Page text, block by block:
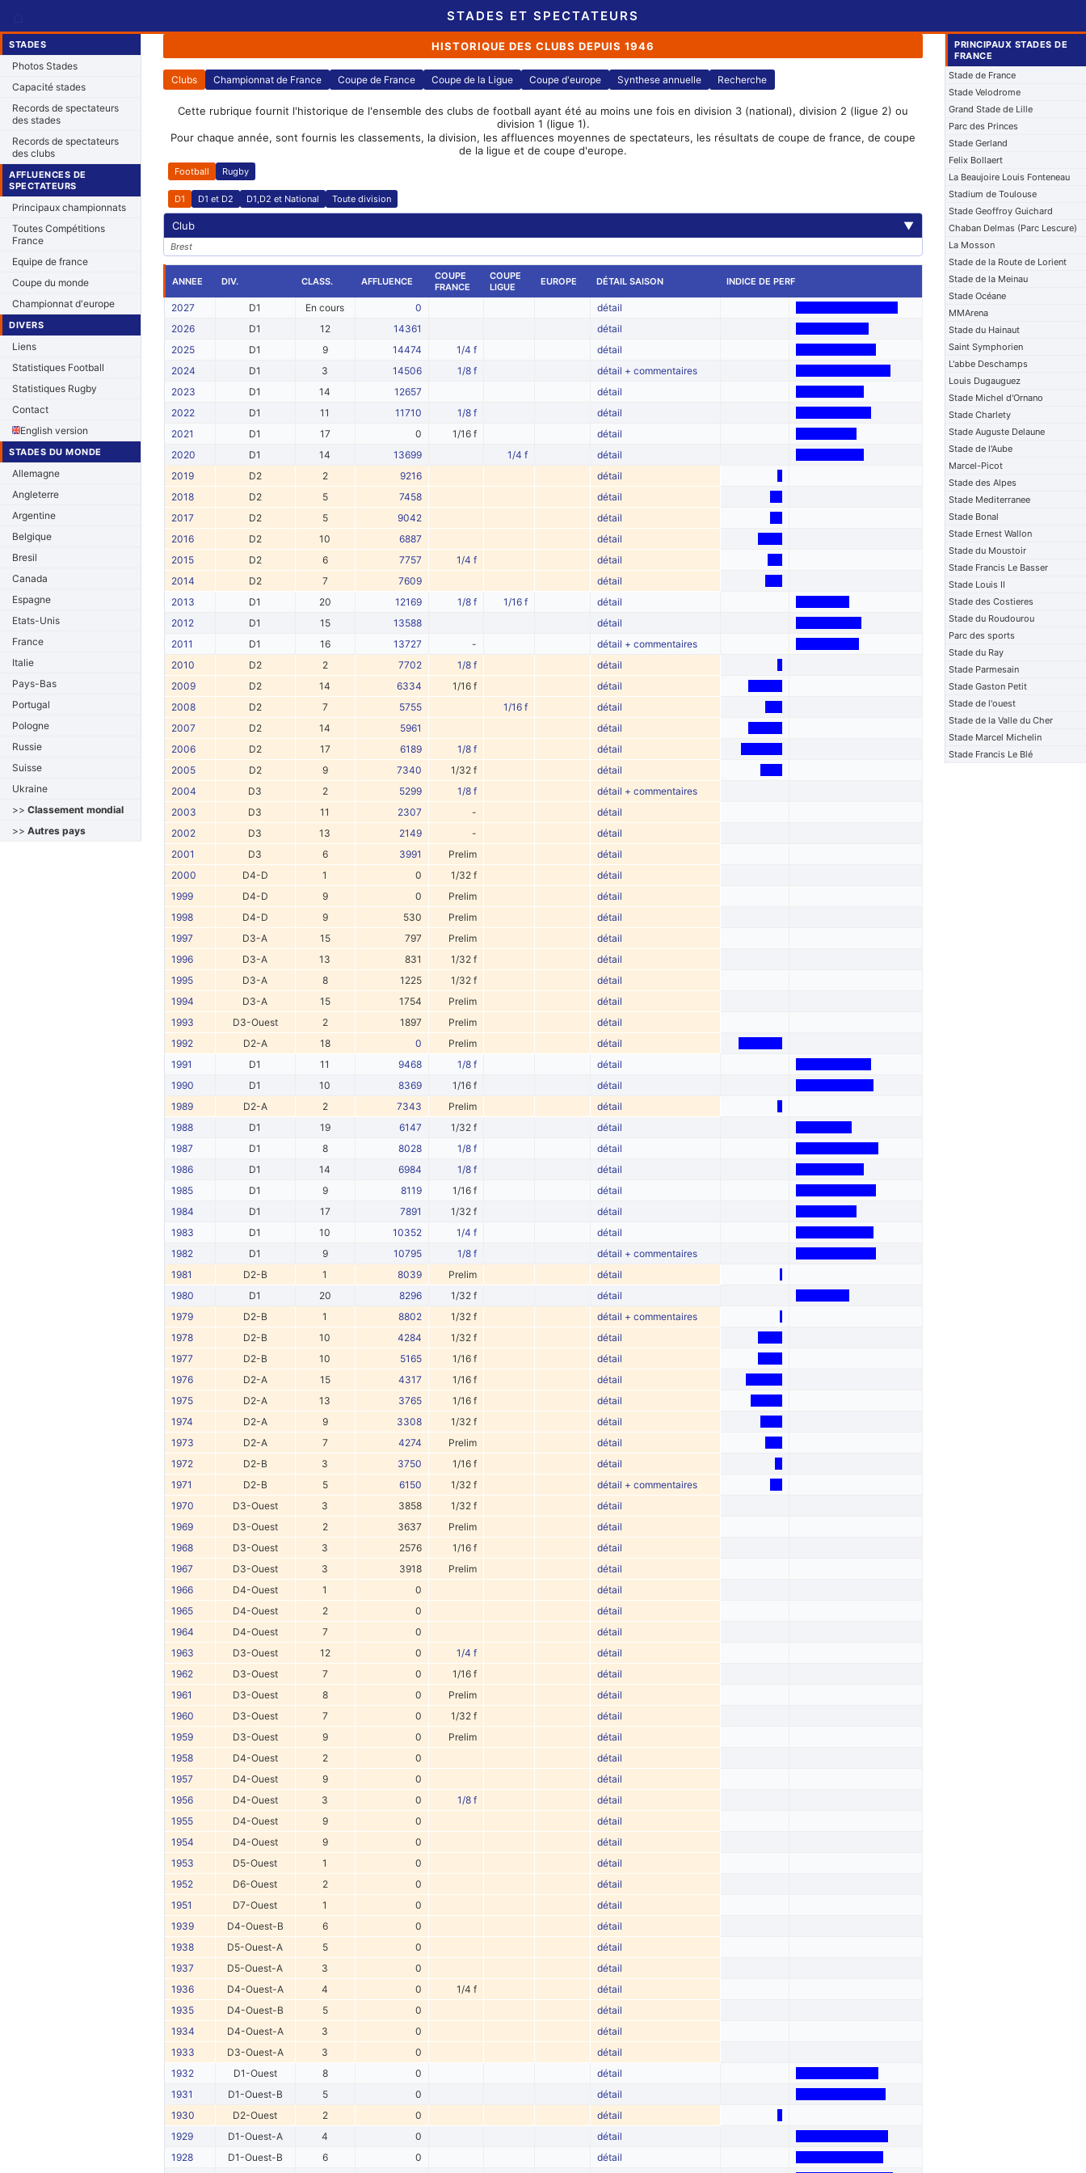
STADES ET SPECTATEURS
STADES
Photos Stades
Capacité stades
Records de spectateurs
des stades
Records de spectateurs
des clubs
AFFLUENCES DE
SPECTATEURS
Principaux championnats
Toutes Compétitions
France
Equipe de france
Coupe du monde
Championnat d'europe
DIVERS
Liens
Statistiques Football
Statistiques Rugby
Contact
English version
STADES DU MONDE
Allemagne
Angleterre
Argentine
Belgique
Bresil
Canada
Espagne
Etats-Unis
France
Italie
Pays-Bas
Portugal
Pologne
Russie
Suisse
Ukraine
>> Classement mondial
>> Autres pays
HISTORIQUE DES CLUBS DEPUIS 1946
Clubs Championnat de France Coupe de France Coupe de la Ligue Coupe d'europe Synthese annuelle Recherche
Cette rubrique fournit l'historique de l'ensemble des clubs de football ayant été au moins une fois en division 3 (national), division 2 (ligue 2) ou
division 1 (ligue 1).
Pour chaque année, sont fournis les classements, la division, les affluences moyennes de spectateurs, les résultats de coupe de france, de coupe
de la ligue et de coupe d'europe.
Football Rugby
D1 D1 et D2 D1,D2 et National Toute division
Club ▼
Brest
ANNEE DIV. CLASS. AFFLUENCE
COUPE
FRANCE
COUPE
LIGUE
EUROPE DÉTAIL SAISON INDICE DE PERF
2027 D1 En cours 0
détail
2026
D1 12 14361
détail
2025
D1 9 14474 1/4 f
détail
2024
D1 3 14506 1/8 f
détail + commentaires
2023
D1 14 12657
détail
2022
D1 11 11710 1/8 f
détail
2021
D1 17 0 1/16 f
détail
2020
D1 14 13699 1/4 f
détail
2019
D2 2 9216
détail
2018
D2 5 7458
détail
2017
D2 5 9042
détail
2016
D2 10 6887
détail
2015
D2 6 7757 1/4 f
détail
2014
D2 7 7609
détail
2013
D1 20 12169 1/8 f 1/16 f
détail
2012
D1 15 13588
détail
2011
D1 16 13727 -
détail + commentaires
2010
D2 2 7702 1/8 f
détail
2009
D2 14 6334 1/16 f
détail
2008
D2 7 5755 1/16 f
détail
2007
D2 14 5961
détail
2006
D2 17 6189 1/8 f
détail
2005
D2 9 7340 1/32 f
détail
2004
D3 2 5299 1/8 f
détail + commentaires
2003
D3 11 2307 -
détail
2002
D3 13 2149 -
détail
2001
D3 6 3991 Prelim
détail
2000
D4-D 1 0 1/32 f
détail
1999
D4-D 9 0 Prelim
détail
1998
D4-D 9 530 Prelim
détail
1997
D3-A 15 797 Prelim
détail
1996
D3-A 13 831 1/32 f
détail
1995
D3-A 8 1225 1/32 f
détail
1994
D3-A 15 1754 Prelim
détail
1993
D3-Ouest 2 1897 Prelim
détail
1992
D2-A 18 0 Prelim
détail
1991
D1 11 9468 1/8 f
détail
1990
D1 10 8369 1/16 f
détail
1989
D2-A 2 7343 Prelim
détail
1988
D1 19 6147 1/32 f
détail
1987
D1 8 8028 1/8 f
détail
1986
D1 14 6984 1/8 f
détail
1985
D1 9 8119 1/16 f
détail
1984
D1 17 7891 1/32 f
détail
1983
D1 10 10352 1/4 f
détail
1982
D1 9 10795 1/8 f
détail + commentaires
1981
D2-B 1 8039 Prelim
détail
1980
D1 20 8296 1/32 f
détail
1979
D2-B 1 8802 1/32 f
détail + commentaires
1978
D2-B 10 4284 1/32 f
détail
1977
D2-B 10 5165 1/16 f
détail
1976
D2-A 15 4317 1/16 f
détail
1975
D2-A 13 3765 1/16 f
détail
1974
D2-A 9 3308 1/32 f
détail
1973
D2-A 7 4274 Prelim
détail
1972
D2-B 3 3750 1/16 f
détail
1971
D2-B 5 6150 1/32 f
détail + commentaires
1970
D3-Ouest 3 3858 1/32 f
détail
1969
D3-Ouest 2 3637 Prelim
détail
1968
D3-Ouest 3 2576 1/16 f
détail
1967
D3-Ouest 3 3918 Prelim
détail
1966
D4-Ouest 1 0
détail
1965
D4-Ouest 2 0
détail
1964
D4-Ouest 7 0
détail
1963
D3-Ouest 12 0 1/4 f
détail
1962
D3-Ouest 7 0 1/16 f
détail
1961
D3-Ouest 8 0 Prelim
détail
1960
D3-Ouest 7 0 1/32 f
détail
1959
D3-Ouest 9 0 Prelim
détail
1958
D4-Ouest 2 0
détail
1957
D4-Ouest 9 0
détail
1956
D4-Ouest 3 0 1/8 f
détail
1955
D4-Ouest 9 0
détail
1954
D4-Ouest 9 0
détail
1953
D5-Ouest 1 0
détail
1952
D6-Ouest 2 0
détail
1951
D7-Ouest 1 0
détail
1939
D4-Ouest-B 6 0
détail
1938
D5-Ouest-A 5 0
détail
1937
D5-Ouest-A 3 0
détail
1936
D4-Ouest-A 4 0 1/4 f
détail
1935
D4-Ouest-B 5 0
détail
1934
D4-Ouest-A 3 0
détail
1933
D3-Ouest-A 3 0
détail
1932
D1-Ouest 8 0
détail
1931
D1-Ouest-B 5 0
détail
1930
D2-Ouest 2 0
détail
1929
D1-Ouest-A 4 0
détail
1928
D1-Ouest-B 6 0
détail
PRINCIPAUX STADES DE
FRANCE
Stade de France
Stade Velodrome
Grand Stade de Lille
Parc des Princes
Stade Gerland
Felix Bollaert
La Beaujoire Louis Fonteneau
Stadium de Toulouse
Stade Geoffroy Guichard
Chaban Delmas (Parc Lescure)
La Mosson
Stade de la Route de Lorient
Stade de la Meinau
Stade Océane
MMArena
Stade du Hainaut
Saint Symphorien
L'abbe Deschamps
Louis Dugauguez
Stade Michel d'Ornano
Stade Charlety
Stade Auguste Delaune
Stade de l'Aube
Marcel-Picot
Stade des Alpes
Stade Mediterranee
Stade Bonal
Stade Ernest Wallon
Stade du Moustoir
Stade Francis Le Basser
Stade Louis II
Stade des Costieres
Stade du Roudourou
Parc des sports
Stade du Ray
Stade Parmesain
Stade Gaston Petit
Stade de l'ouest
Stade de la Valle du Cher
Stade Marcel Michelin
Stade Francis Le Blé